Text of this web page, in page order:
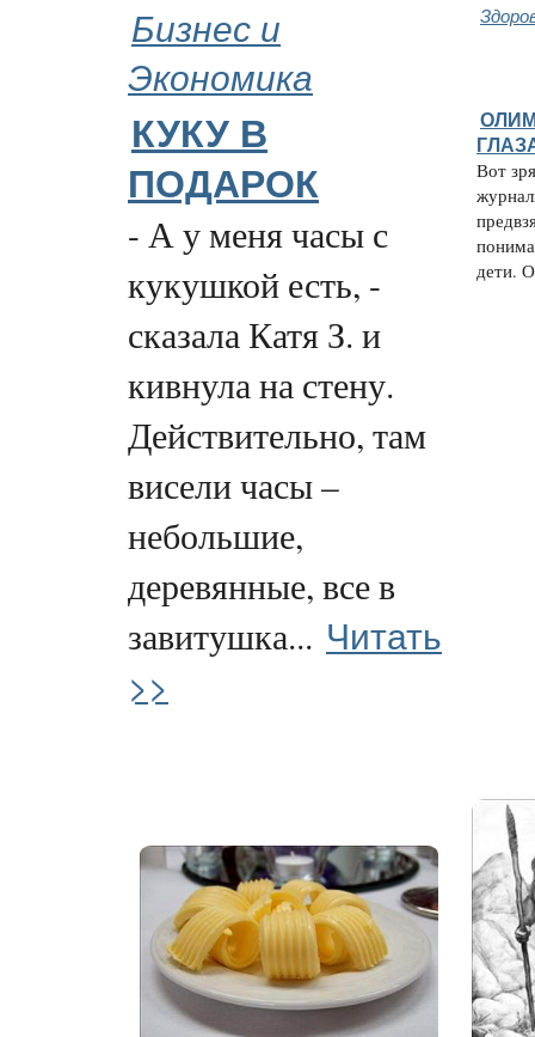
Бизнес и
Экономика
КУКУ В
ПОДАРОК
- А у меня часы с
кукушкой есть, -
сказала Катя З. и
кивнула на стену.
Действительно, там
висели часы –
небольшие,
деревянные, все в
завитушка... Читать
>>
Вот
дети.